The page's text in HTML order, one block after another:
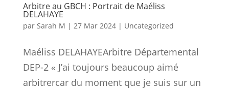
Arbitre au GBCH : Portrait de Maéliss
DELAHAYE
par Sarah M | 27 Mar 2024| Uncategorized
Maéliss DELAHAYEArbitre Départemental
DEP-2 « J’ai toujours beaucoup aimé
arbitrercar du moment que je suis sur un